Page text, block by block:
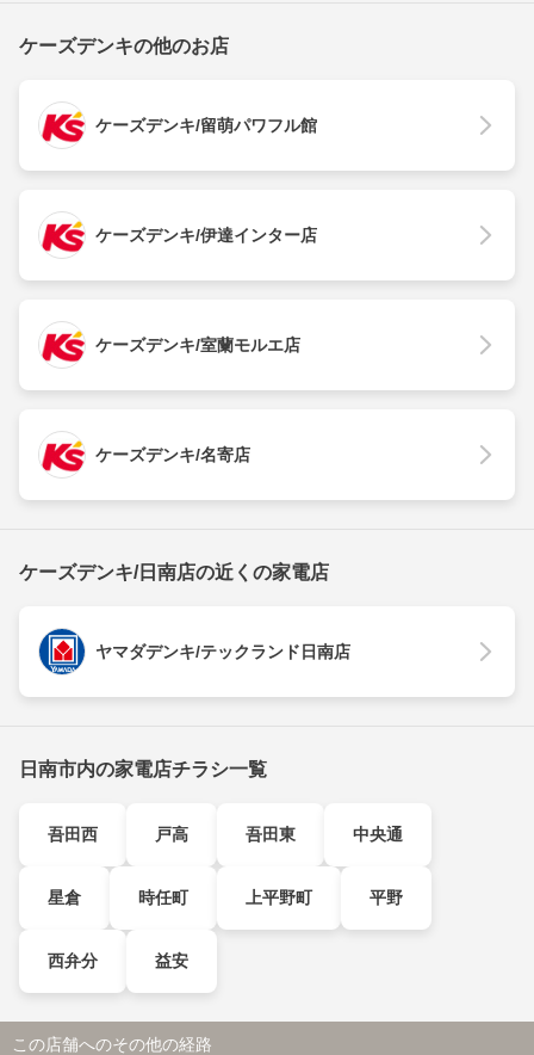
ケーズデンキの他のお店
ケーズデンキ/留萌パワフル館
ケーズデンキ/伊達インター店
ケーズデンキ/室蘭モルエ店
ケーズデンキ/名寄店
ケーズデンキ/日南店の近くの家電店
ヤマダデンキ/テックランド日南店
日南市内の家電店チラシ一覧
吾田西 戸高 吾田東 中央通
星倉 時任町 上平野町 平野
西弁分 益安
この店舗へのその他の経路